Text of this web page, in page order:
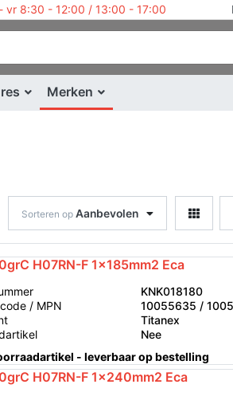
vr 8:30 - 12:00 / 13:00 - 17:00
Merken
Sorteren op Aanbevolen
H07RN-F 1x185mm2 Eca
KNK018180
/ MPN
10055635 /
Titanex
Nee
- leverbaar op bestelling
H07RN-F 1x240mm2 Eca